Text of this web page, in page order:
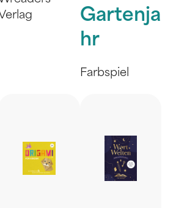
Gartenja
hr
Farbspiel